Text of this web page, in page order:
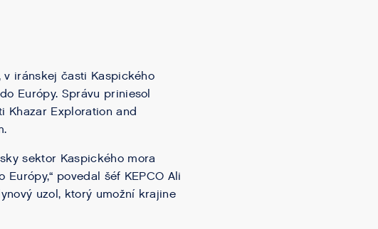
v iránskej časti Kaspického
Európy. Správu priniesol
Khazar Exploration and
sektor Kaspického mora
povedal šéf KEPCO Ali
uzol, ktorý umožní krajine